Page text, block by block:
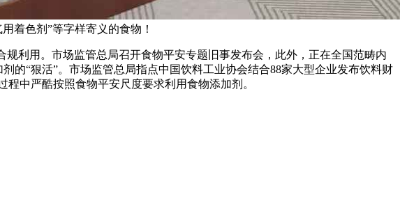
着色剂”等字样寄义的食物！
利用。市场监管总局召开食物平安专题旧事发布会，此外，正在全国范畴内
的“狠活”。市场监管总局指点中国饮料工业协会结合88家大型企业发布饮料财
中严酷按照食物平安尺度要求利用食物添加剂。